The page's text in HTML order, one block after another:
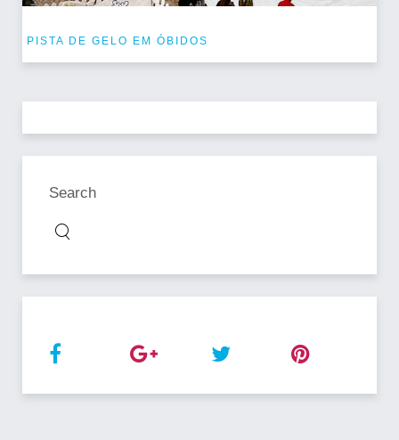
PISTA DE GELO EM ÓBIDOS
Search